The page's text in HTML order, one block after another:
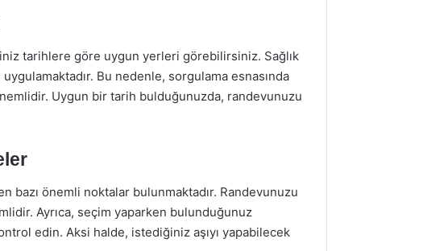
tarihlere göre uygun yerleri görebilirsiniz. Sağlık
Bu nedenle, sorgulama esnasında
Uygun bir tarih bulduğunuzda, randevunuzu
bazı önemli noktalar bulunmaktadır. Randevunuzu
Ayrıca, seçim yaparken bulunduğunuz
edin. Aksi halde, istediğiniz aşıyı yapabilecek